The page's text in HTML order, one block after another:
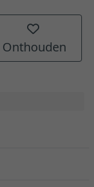
Onthouden